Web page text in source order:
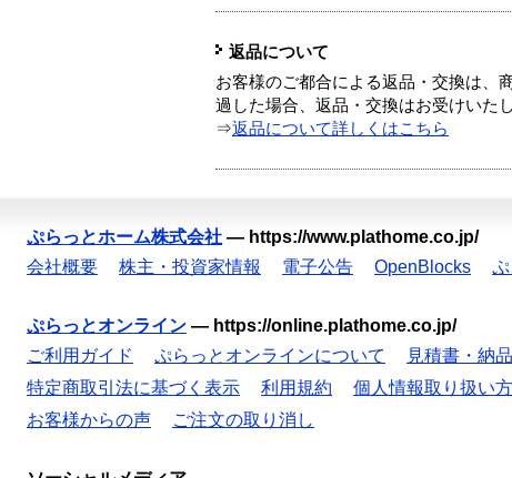
返品について
お客様のご都合による返品・交換は、
過した場合、返品・交換はお受けいた
⇒返品について詳しくはこちら
ぷらっとホーム株式会社 — https://www.plathome.co.jp/
会社概要
株主・投資家情報 電子公告 OpenBlocks
ぷらっとオンライン — https://online.plathome.co.jp/
ご利用ガイド
ぷらっとオンラインについて 見積書・納
特定商取引法に基づく表示
利用規約 個人情報取り扱い
お客様からの声
ご注文の取り消し